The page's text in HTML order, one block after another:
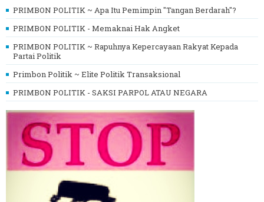
PRIMBON POLITIK ~ Apa Itu Pemimpin "Tangan Berdarah"?
PRIMBON POLITIK - Memaknai Hak Angket
PRIMBON POLITIK ~ Rapuhnya Kepercayaan Rakyat Kepada
Partai Politik
Primbon Politik ~ Elite Politik Transaksional
PRIMBON POLITIK - SAKSI PARPOL ATAU NEGARA